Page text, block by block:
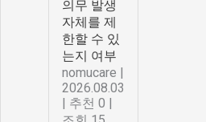
의무 발생
자체를 제
한할 수 있
는지 여부
nomucare |
2026.08.03
| 추천 0 |